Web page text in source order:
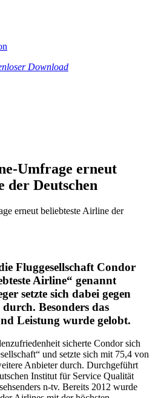
Download
Umfrage erneut
der Deutschen
Fluggesellschaft Condor
Airline“ genannt
setzte sich dabei gegen
Besonders das
Leistung wurde gelobt.
sicherte Condor sich
und setzte sich mit 75,4 von
Anbieter durch. Durchgeführt
Institut für Service Qualität
n-tv. Bereits 2012 wurde